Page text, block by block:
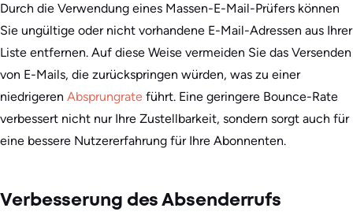
Durch die Verwendung eines Massen-E-Mail-Prüfers können
Sie ungültige oder nicht vorhandene E-Mail-Adressen aus Ihrer
Liste entfernen. Auf diese Weise vermeiden Sie das Versenden
von E-Mails, die zurückspringen würden, was zu einer
niedrigeren Absprungrate führt. Eine geringere Bounce-Rate
verbessert nicht nur Ihre Zustellbarkeit, sondern sorgt auch für
eine bessere Nutzererfahrung für Ihre Abonnenten.
Verbesserung des Absenderrufs